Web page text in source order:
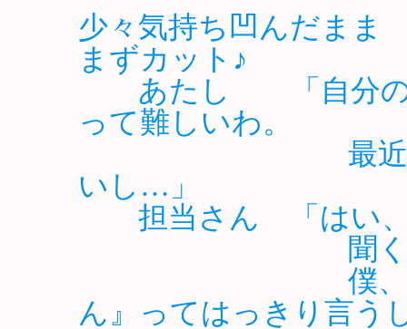
少々気持ち凹んだまま
まずカット♪
あたし 「自分の思
って難しいわ。
最近の流行も
いし…」
担当さん 「はい、
聞くのも、
僕、解らなか
ん』ってはっきり言う